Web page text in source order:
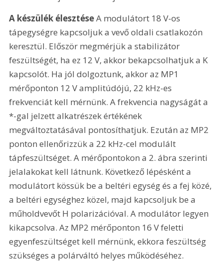
A készülék élesztése A modulátort 18 V-os
tápegységre kapcsoljuk a vevő oldali csatlakozón
keresztül. Először megmérjük a stabilizátor
feszültségét, ha ez 12 V, akkor bekapcsolhatjuk a K
kapcsolót. Ha jól dolgoztunk, akkor az MP1
mérőponton 12 V amplitúdójú, 22 kHz-es
frekvenciát kell mérnünk. A frekvencia nagyságát a
*-gal jelzett alkatrészek értékének
megváltoztatásával pontosíthatjuk. Ezután az MP2
ponton ellenőrizzük a 22 kHz-cel modulált
tápfeszültséget. A mérőpontokon a 2. ábra szerinti
jelalakokat kell látnunk. Következő lépésként a
modulátort kössük be a beltéri egység és a fej közé,
a beltéri egységhez közel, majd kapcsoljuk be a
műholdvevőt H polarizációval. A modulátor legyen
kikapcsolva. Az MP2 mérőponton 16 V feletti
egyenfeszültséget kell mérnünk, ekkora feszültség
szükséges a polárváltó helyes működéséhez.